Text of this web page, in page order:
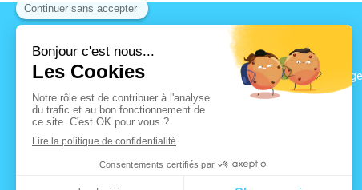
B2R CONSEILS
209 Avenue du Grand
73000 Chambéry